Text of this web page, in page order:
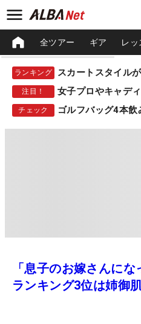
全ツアー ギア レッ
ランキング スカートスタイル
注目！
チェック
「息子のお嫁さんに
ランキング3位は姉御